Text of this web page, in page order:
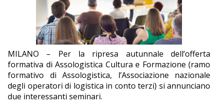
EDITORIALI
MILANO – Per la ripresa autunnale dell’offerta
formativa di Assologistica Cultura e Formazione (ramo
formativo di Assologistica, l’Associazione nazionale
degli operatori di logistica in conto terzi) si annunciano
due interessanti seminari.